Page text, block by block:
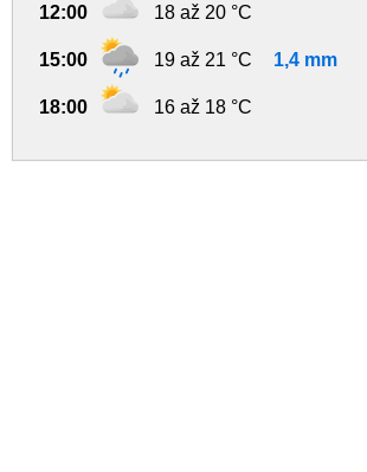
12:00 18 až 20 °C
15:00 19 až 21 °C 1,4 mm
18:00 16 až 18 °C